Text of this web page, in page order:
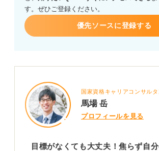
具体的なネクストアクションについても教
ると嬉しいです。
す。ぜひご登録ください。
優先ソースに登録する
国家資格キャリアコンサルタ
馬場 岳
プロフィールを見る
目標がなくても大丈夫！焦らず自